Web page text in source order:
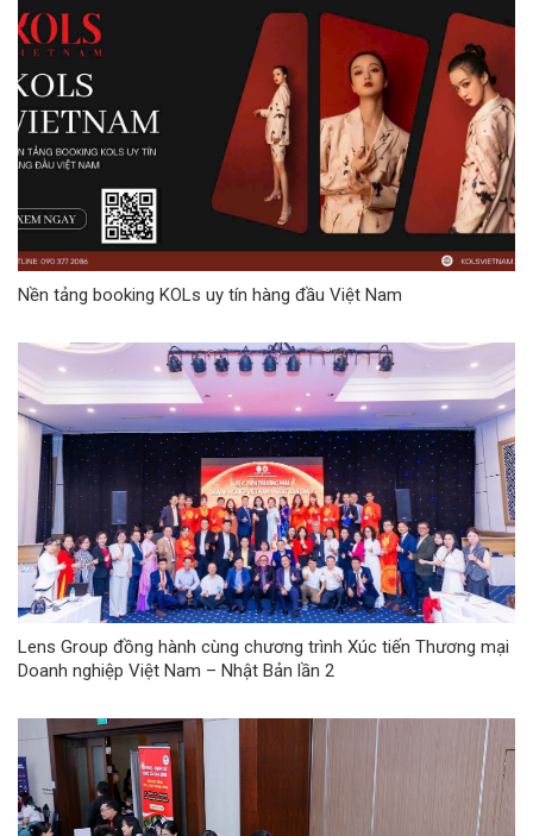
Nền tảng booking KOLs uy tín hàng đầu Việt Nam
Lens Group đồng hành cùng chương trình Xúc tiến Thương mại
Doanh nghiệp Việt Nam – Nhật Bản lần 2